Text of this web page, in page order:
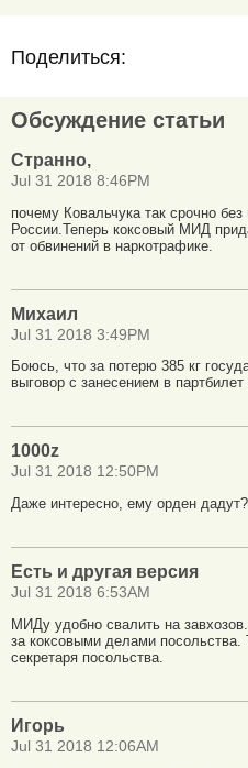
Поделиться:
Обсуждение статьи
Странно,
Jul 31 2018 8:46PM
почему Ковальчука так срочно
России.Теперь коксовый МИД
от обвинений в наркотрафике.
Михаил
Jul 31 2018 3:49PM
Боюсь, что за потерю 385 кг
выговор с занесением в партбилет
1000z
Jul 31 2018 12:50PM
Даже интересно, ему орден дадут?
Есть и другая версия
Jul 31 2018 6:53AM
МИДу удобно свалить на
за коксовыми делами
секретаря посольства.
Игорь
Jul 31 2018 12:06AM